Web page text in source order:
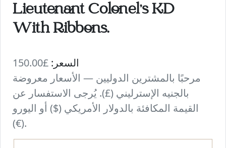
Lieutenant Colonel's KD
With Ribbons.
السعر: £150.00
مرحبًا بالمشترين الدوليين — الأسعار معروضة
بالجنيه الإسترليني (£). يُرجى الاستفسار عن
القيمة المكافئة بالدولار الأمريكي ($) أو اليورو
(€).